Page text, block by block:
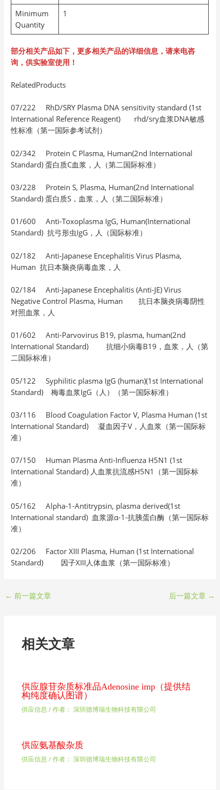
Minimum
Quantity
1
部分相关产品如下，更多相关产品的详细信息，请来电咨
询，供实验室使用！
RelatedProducts
07/222 RhD/SRY Plasma DNA sensitivity standard (1st
International Reference Reagent) rhd/sry血浆DNA敏感
性标准（第一国际参考试剂）
02/342 Protein C Plasma, Human(2nd International
Standard) 蛋白质C血浆，人（第二国际标准）
03/228 Protein S, Plasma, Human(2nd International
Standard) 蛋白质S，血浆，人（第二国际标准）
01/600 Anti-Toxoplasma IgG, Human(International
Standard) 抗弓形虫IgG，人（国际标准）
02/182 Anti-Japanese Encephalitis Virus Plasma,
Human 抗日本脑炎病毒血浆，人
02/184 Anti-Japanese Encephalitis (Anti-JE) Virus
Negative Control Plasma, Human 抗日本脑炎病毒阴性
对照血浆，人
01/602 Anti-Parvovirus B19, plasma, human(2nd
International Standard) 抗细小病毒B19，血浆，人（第
二国际标准）
05/122 Syphilitic plasma IgG (human)(1st International
Standard) 梅毒血浆IgG（人）（第一国际标准）
03/116 Blood Coagulation Factor V, Plasma Human (1st
International Standard) 凝血因子V，人血浆（第一国际标
准）
07/150 Human Plasma Anti-Influenza H5N1 (1st
International Standard) 人血浆抗流感H5N1（第一国际标
准）
05/162 Alpha-1-Antitrypsin, plasma derived(1st
International standard) 血浆源α-1-抗胰蛋白酶（第一国际标
准）
02/206 Factor XIII Plasma, Human (1st International
Standard) 因子XIII人体血浆（第一国际标准）
← 前一篇文章 后一篇文章 →
相关文章
供应腺苷杂质标准品Adenosine imp（提供结
构纯度确认图谱）
供应信息 / 作者： 深圳德博瑞生物科技有限公司
供应氨基酸杂质
供应信息 / 作者： 深圳德博瑞生物科技有限公司